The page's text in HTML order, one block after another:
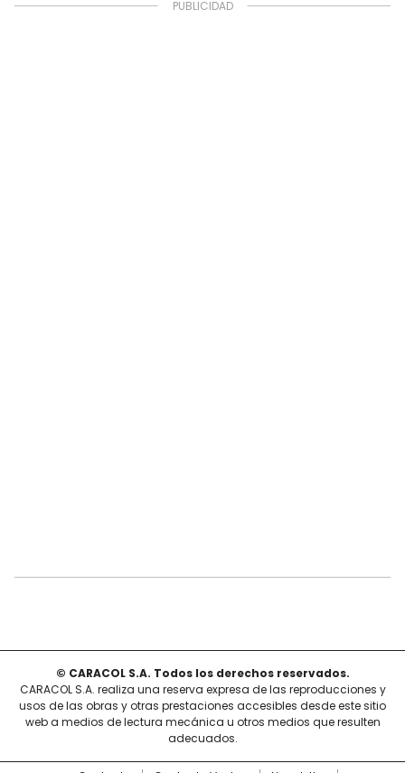
© CARACOL S.A. Todos los derechos reservados.
CARACOL S.A. realiza una reserva expresa de las reproducciones y
usos de las obras y otras prestaciones accesibles desde este sitio
web a medios de lectura mecánica u otros medios que resulten
adecuados.